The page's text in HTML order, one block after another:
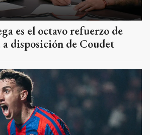
es el octavo refuerzo de
disposición de Coudet